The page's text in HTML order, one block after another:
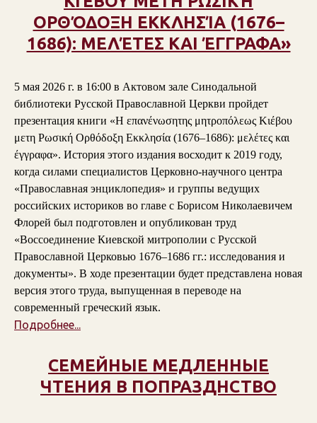
ΟΡΘΌΔΟΞΗ ΕΚΚΛΗΣΊΑ (1676–
1686): ΜΕΛΈΤΕΣ ΚΑΙ ΈΓΓΡΑΦΑ»
5 мая 2026 г. в 16:00 в Актовом зале Синодальной
библиотеки Русской Православной Церкви пройдет
презентация книги «Η επανένωσητης μητροπόλεως Κιέβου
μετη Ρωσική Ορθόδοξη Εκκλησία (1676–1686): μελέτες και
έγγραφα». История этого издания восходит к 2019 году,
когда силами специалистов Церковно-научного центра
«Православная энциклопедия» и группы ведущих
российских историков во главе с Борисом Николаевичем
Флорей был подготовлен и опубликован труд
«Воссоединение Киевской митрополии с Русской
Православной Церковью 1676–1686 гг.: исследования и
документы». В ходе презентации будет представлена новая
версия этого труда, выпущенная в переводе на
современный греческий язык.
Подробнее...
СЕМЕЙНЫЕ МЕДЛЕННЫЕ
ЧТЕНИЯ В ПОПРАЗДНСТВО